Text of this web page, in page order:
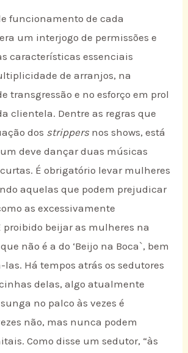
funcionamento de cada
um interjogo de permissões e
características essenciais
de arranjos, na
transgressão e no esforço em prol
clientela. Dentre as regras que
dos strippers nos shows, está
deve dançar duas músicas
É obrigatório levar mulheres
aquelas que podem prejudicar
as excessivamente
proibido beijar as mulheres na
não é a do ‘Beijo na Boca`, bem
Há tempos atrás os sedutores
delas, algo atualmente
no palco às vezes é
não, mas nunca podem
Como disse um sedutor, “às